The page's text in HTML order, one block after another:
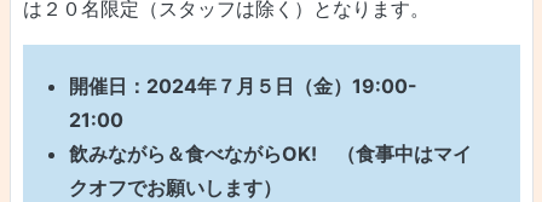
は２０名限定（スタッフは除く）となります。
開催日：2024年７月５日（金）19:00-
21️:00
飲みながら＆食べながらOK! （食事中はマイ
クオフでお願いします）